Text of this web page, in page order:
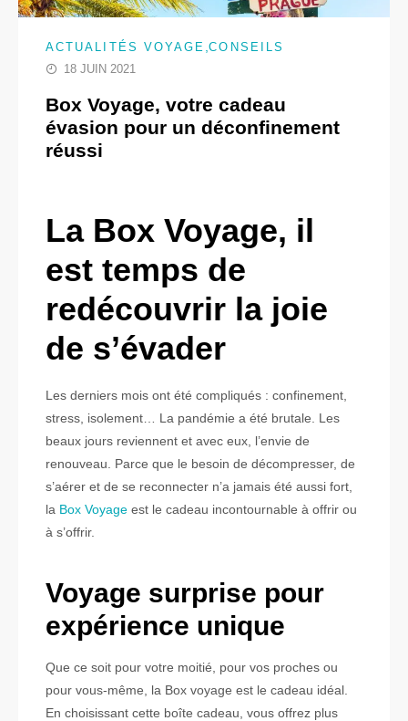
ACTUALITÉS VOYAGE ,CONSEILS
18 JUIN 2021
Box Voyage, votre cadeau
évasion pour un déconfinement
réussi
La Box Voyage, il
est temps de
redécouvrir la joie
de s’évader
Les derniers mois ont été compliqués : confinement,
stress, isolement… La pandémie a été brutale. Les
beaux jours reviennent et avec eux, l’envie de
renouveau. Parce que le besoin de décompresser, de
s’aérer et de se reconnecter n’a jamais été aussi fort,
la Box Voyage est le cadeau incontournable à offrir ou
à s’offrir.
Voyage surprise pour
expérience unique
Que ce soit pour votre moitié, pour vos proches ou
pour vous-même, la Box voyage est le cadeau idéal.
En choisissant cette boîte cadeau, vous offrez plus